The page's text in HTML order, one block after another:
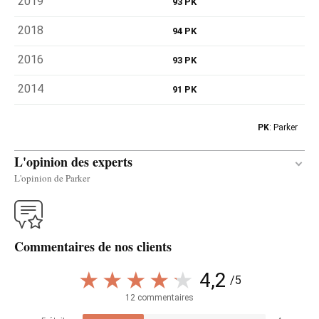
2018 94 PK
2016 93 PK
2014 91 PK
PK: Parker
L'opinion des experts
L'opinion de Parker
Traduire
a sweet nose of ripe fruit, denoting a warmer and
drier year, despite keeping a moderate 13.5%
Commentaires de nos clients
4,2 /5
12 commentaires